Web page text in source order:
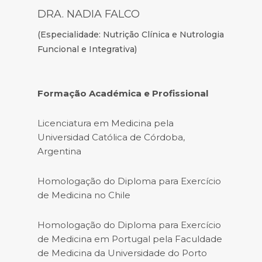
DRA. NADIA FALCO
(Especialidade: Nutrição Clínica e Nutrologia
Funcional e Integrativa)
Formação Académica e Profissional
Licenciatura em Medicina pela
Universidad Católica de Córdoba,
Argentina
Homologação do Diploma para Exercício
de Medicina no Chile
Homologação do Diploma para Exercício
de Medicina em Portugal pela Faculdade
de Medicina da Universidade do Porto